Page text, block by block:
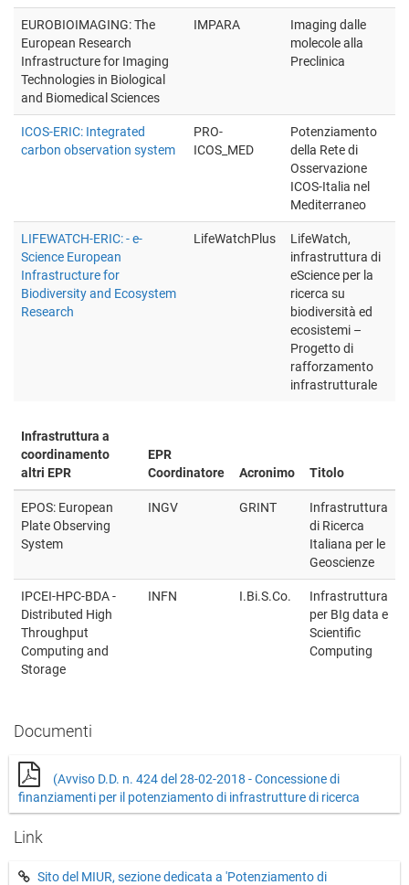
EUROBIOIMAGING: The
European Research
Infrastructure for Imaging
Technologies in Biological
and Biomedical Sciences
IMPARA
Imaging dalle
molecole alla
Preclinica
ICOS-ERIC: Integrated
carbon observation system
PRO-
ICOS_MED
Potenziamento
della Rete di
Osservazione
ICOS-Italia nel
Mediterraneo
LIFEWATCH-ERIC: - e-
Science European
Infrastructure for
Biodiversity and Ecosystem
Research
LifeWatchPlus
LifeWatch,
infrastruttura di
eScience per la
ricerca su
biodiversità ed
ecosistemi –
Progetto di
rafforzamento
infrastrutturale
Infrastruttura a
coordinamento
altri EPR
EPR
Coordinatore
Acronimo Titolo
EPOS: European
Plate Observing
System
INGV GRINT
Infrastruttura
di Ricerca
Italiana per le
Geoscienze
IPCEI-HPC-BDA -
Distributed High
Throughput
Computing and
Storage
INFN I.Bi.S.Co.
Infrastruttura
per BIg data e
Scientific
Computing
Documenti
(Avviso D.D. n. 424 del 28-02-2018 - Concessione di
finanziamenti per il potenziamento di infrastrutture di ricerca
Link
Sito del MIUR, sezione dedicata a 'Potenziamento di